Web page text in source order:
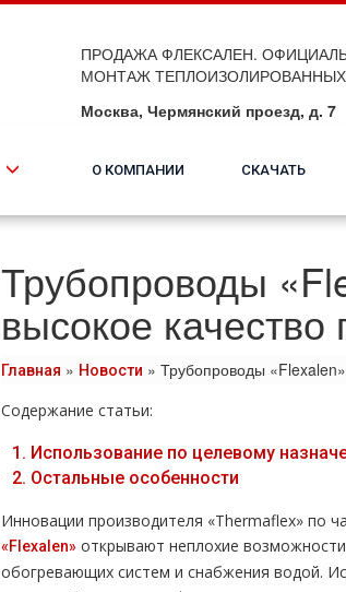
ПРОДАЖА ФЛЕКСАЛЕН.
МОНТАЖ
Москва, Чермянский проезд, д. 7
О КОМПАНИИ СКАЧАТЬ
Трубопроводы
высокое
Главная » Новости » Трубопроводы
Содержание статьи:
1. Использование по целевому
2. Остальные особенности
Инновации производителя «Thermaflex» по
«Flexalen»открывают неплохие
обогревающих систем и снабжения водой.